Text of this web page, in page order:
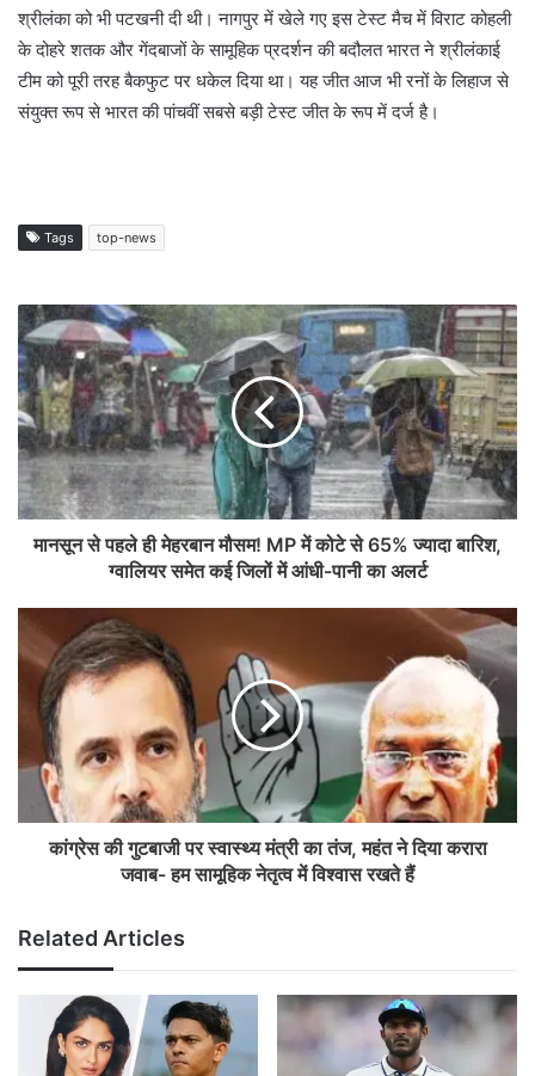
श्रीलंका को भी पटखनी दी थी। नागपुर में खेले गए इस टेस्ट मैच में विराट कोहली
के दोहरे शतक और गेंदबाजों के सामूहिक प्रदर्शन की बदौलत भारत ने श्रीलंकाई
टीम को पूरी तरह बैकफुट पर धकेल दिया था। यह जीत आज भी रनों के लिहाज से
संयुक्त रूप से भारत की पांचवीं सबसे बड़ी टेस्ट जीत के रूप में दर्ज है।
Tags top-news
मानसून से पहले ही मेहरबान मौसम! MP में कोटे से 65% ज्यादा बारिश,
ग्वालियर समेत कई जिलों में आंधी-पानी का अलर्ट
कांग्रेस की गुटबाजी पर स्वास्थ्य मंत्री का तंज, महंत ने दिया करारा
जवाब- हम सामूहिक नेतृत्व में विश्वास रखते हैं
Related Articles